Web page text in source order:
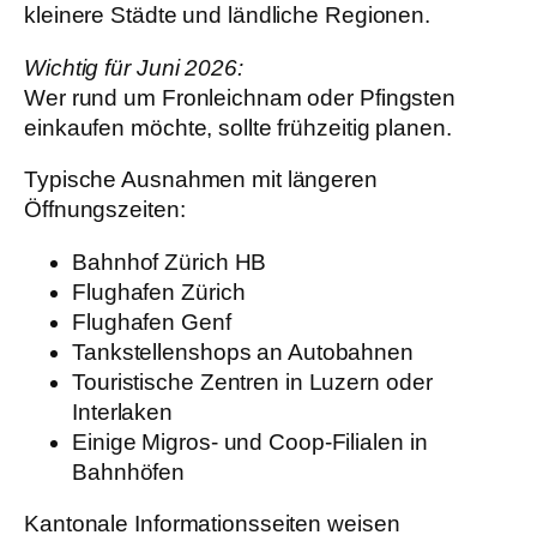
kleinere Städte und ländliche Regionen.
Wichtig für Juni 2026:
Wer rund um Fronleichnam oder Pfingsten
einkaufen möchte, sollte frühzeitig planen.
Typische Ausnahmen mit längeren
Öffnungszeiten:
Bahnhof Zürich HB
Flughafen Zürich
Flughafen Genf
Tankstellenshops an Autobahnen
Touristische Zentren in Luzern oder
Interlaken
Einige Migros- und Coop-Filialen in
Bahnhöfen
Kantonale Informationsseiten weisen